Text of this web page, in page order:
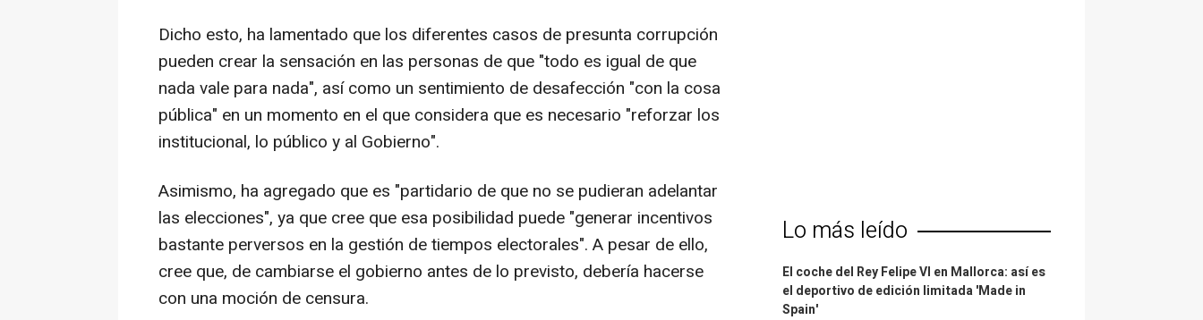
Dicho esto, ha lamentado que los diferentes casos de presunta corrupción
pueden crear la sensación en las personas de que "todo es igual de que
nada vale para nada", así como un sentimiento de desafección "con la cosa
pública" en un momento en el que considera que es necesario "reforzar los
institucional, lo público y al Gobierno".
Asimismo, ha agregado que es "partidario de que no se pudieran adelantar
las elecciones", ya que cree que esa posibilidad puede "generar incentivos
bastante perversos en la gestión de tiempos electorales". A pesar de ello,
cree que, de cambiarse el gobierno antes de lo previsto, debería hacerse
con una moción de censura.
Lo más leído
El coche del Rey Felipe VI en Mallorca: así es
el deportivo de edición limitada 'Made in
Spain'